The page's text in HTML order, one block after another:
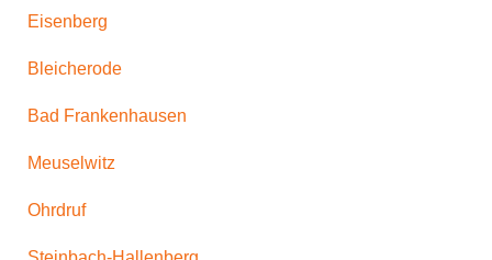
Eisenberg
Bleicherode
Bad Frankenhausen
Meuselwitz
Ohrdruf